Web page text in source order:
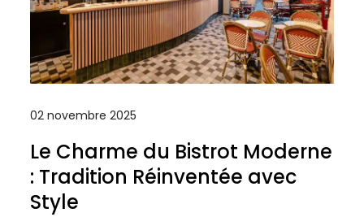
02 novembre 2025
Le Charme du Bistrot Moderne
: Tradition Réinventée avec
Style